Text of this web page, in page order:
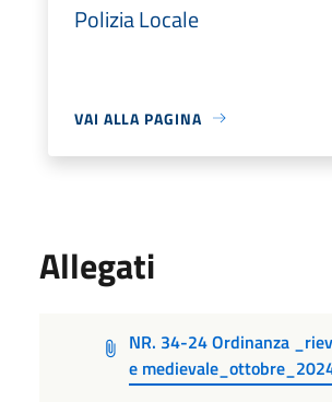
Polizia Locale
VAI ALLA PAGINA
Allegati
NR. 34-24 Ordinanza
e